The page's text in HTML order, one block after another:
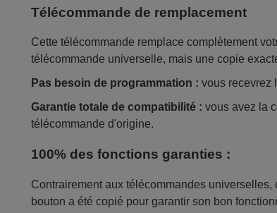
Télécommande de remplacement
Cette télécommande remplace complètement
télécommande universelle, mais une copie
Pas besoin de programmation : vous recevrez
Garantie totale de compatibilité : vous avez la
télécommande d'origine.
100% des fonctions garanties :
Contrairement aux télécommandes
bouton a été copié pour garantir son bon